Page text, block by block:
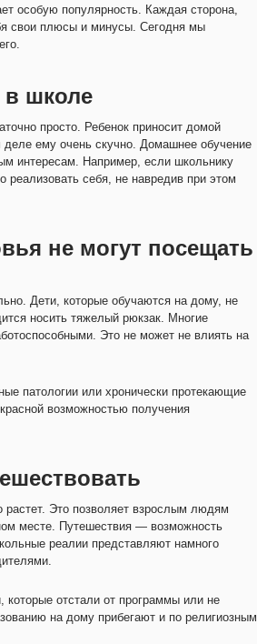
особую популярность. Каждая сторона,
свои плюсы и минусы. Сегодня мы
школе
просто. Ребенок приносит домой
ему очень скучно. Домашнее обучение
интересам. Например, если школьнику
себя, не навредив при этом
не могут посещать
Дети, которые обучаются на дому, не
носить тяжелый рюкзак. Многие
Это не может не влиять на
патологии или хронически протекающие
возможностью получения
Это позволяет взрослым людям
месте. Путешествия — возможность
реалии представляют намного
отстали от программы или не
на дому прибегают и по религиозным